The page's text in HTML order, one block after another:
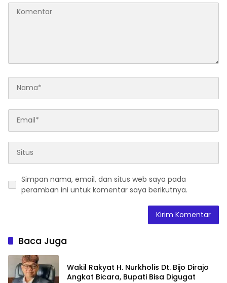
Simpan nama, email, dan situs web saya pada
peramban ini untuk komentar saya berikutnya.
Baca Juga
Wakil Rakyat H. Nurkholis Dt. Bijo Dirajo
Angkat Bicara, Bupati Bisa Digugat